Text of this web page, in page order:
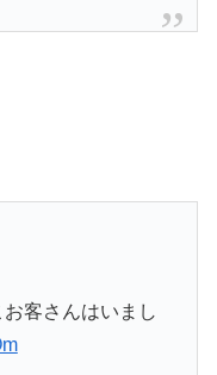
客さんはいまし